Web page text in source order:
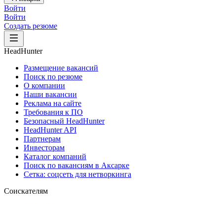
Войти
Войти
Создать резюме
HeadHunter
Размещение вакансий
Поиск по резюме
О компании
Наши вакансии
Реклама на сайте
Требования к ПО
Безопасный HeadHunter
HeadHunter API
Партнерам
Инвесторам
Каталог компаний
Поиск по вакансиям в Аксарке
Сетка: соцсеть для нетворкинга
Соискателям